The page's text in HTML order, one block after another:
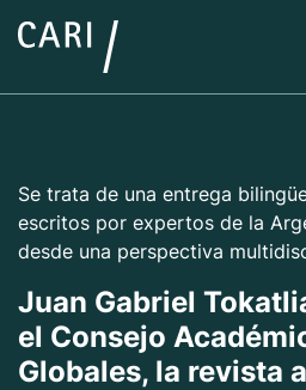
Se trata de una entrega
escritos por expertos de la
desde una perspectiva
Juan Gabriel
el Consejo
Globales, la revista